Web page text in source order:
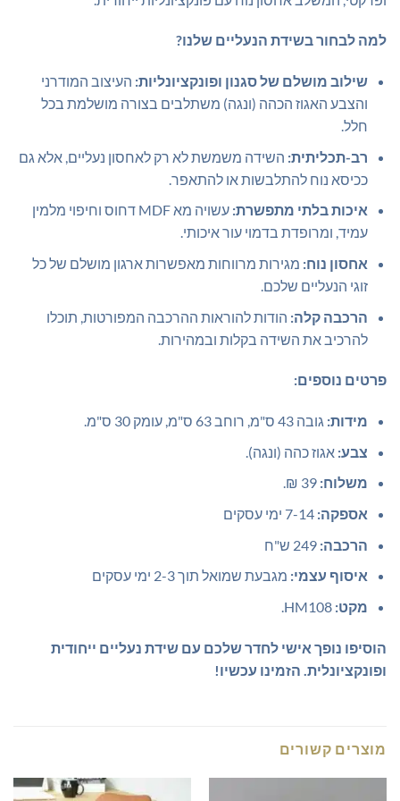
למה לבחור בשידת הנעליים שלנו?
שילוב מושלם של סגנון ופונקציונליות: העיצוב המודרני
והצבע האגוז הכהה (ונגה) משתלבים בצורה מושלמת בכל
חלל.
רב-תכליתית: השידה משמשת לא רק לאחסון נעליים, אלא גם
ככיסא נוח להתלבשות או להתאפר.
איכות בלתי מתפשרת:
עשויה מא MDF דחוס וחיפוי מלמין
עמיד, ומרופדת בדמוי עור איכותי.
אחסון נוח: מגירות מרווחות מאפשרות ארגון מושלם של כל
זוגי הנעליים שלכם.
הרכבה קלה: הודות להוראות ההרכבה המפורטות, תוכלו
להרכיב את השידה בקלות ובמהירות.
פרטים נוספים:
מידות: גובה 43 ס"מ, רוחב 63 ס"מ, עומק 30 ס"מ.
צבע: אגוז כהה (ונגה).
משלוח:
אספקה:
הרכבה:
איסוף עצמי: מגבעת שמואל תוך 2-3 ימי עסקים
מקט:
הוסיפו נופך אישי לחדר שלכם עם שידת נעליים ייחודית
ופונקציונלית. הזמינו עכשיו!
מוצרים קשורים